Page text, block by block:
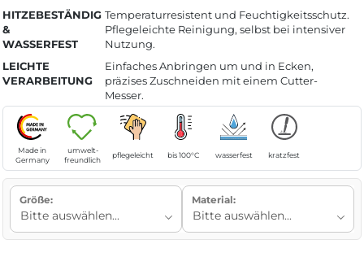
HITZEBESTÄNDIG
&
WASSERFEST
Temperaturresistent und Feuchtigkeitsschutz.
Pflegeleichte Reinigung, selbst bei intensiver
Nutzung.
LEICHTE
VERARBEITUNG
Einfaches Anbringen um und in Ecken,
präzises Zuschneiden mit einem Cutter-
Messer.
Made in
Germany
umwelt-
freundlich
pflegeleicht bis 100°C wasserfest kratzfest
Größe: Material: